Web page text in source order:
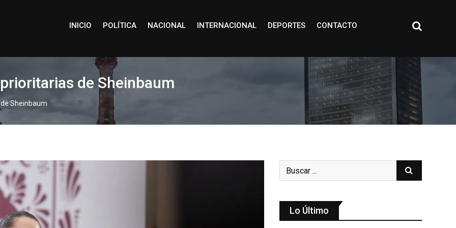
INICIO POLÍTICA NACIONAL INTERNACIONAL DEPORTES CONTACTO
de Sheinbaum
Sheinbaum
Lo Último